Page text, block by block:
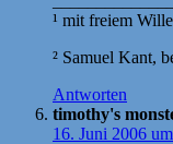
¹ mit freiem
² Samuel Kant,
Antworten
timothy's
16. Juni 2006